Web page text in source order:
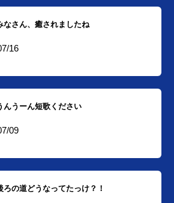
さん、癒されましたね
16
うーん短歌ください
09
の道どうなってたっけ？！